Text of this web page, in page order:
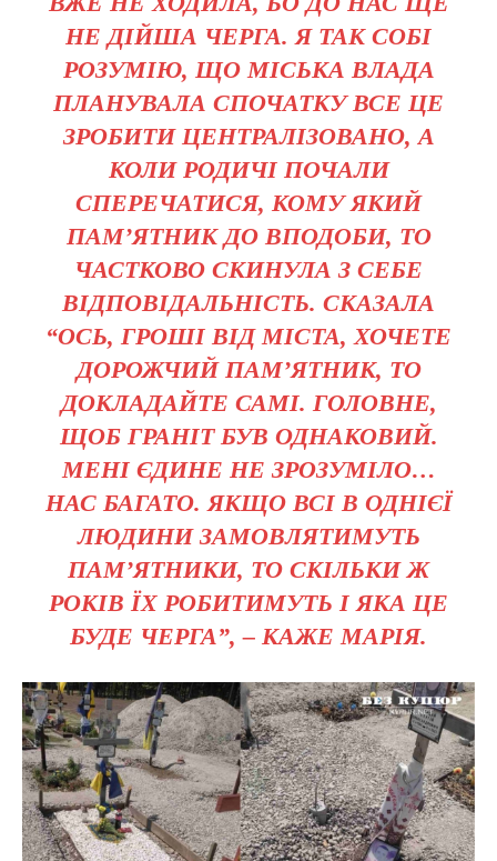
НЕ ДІЙША ЧЕРГА. Я ТАК СОБІ
РОЗУМІЮ, ЩО МІСЬКА ВЛАДА
ПЛАНУВАЛА СПОЧАТКУ ВСЕ ЦЕ
ЗРОБИТИ ЦЕНТРАЛІЗОВАНО, А
КОЛИ РОДИЧІ ПОЧАЛИ
СПЕРЕЧАТИСЯ, КОМУ ЯКИЙ
ПАМ’ЯТНИК ДО ВПОДОБИ, ТО
ЧАСТКОВО СКИНУЛА З СЕБЕ
ВІДПОВІДАЛЬНІСТЬ. СКАЗАЛА
“ОСЬ, ГРОШІ ВІД МІСТА, ХОЧЕТЕ
ДОРОЖЧИЙ ПАМ’ЯТНИК, ТО
ДОКЛАДАЙТЕ САМІ. ГОЛОВНЕ,
ЩОБ ГРАНІТ БУВ ОДНАКОВИЙ.
МЕНІ ЄДИНЕ НЕ ЗРОЗУМІЛО…
НАС БАГАТО. ЯКЩО ВСІ В ОДНІЄЇ
ЛЮДИНИ ЗАМОВЛЯТИМУТЬ
ПАМ’ЯТНИКИ, ТО СКІЛЬКИ Ж
РОКІВ ЇХ РОБИТИМУТЬ І ЯКА ЦЕ
БУДЕ ЧЕРГА”, – КАЖЕ МАРІЯ.